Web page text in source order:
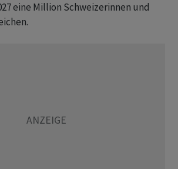
eine Million Schweizerinnen und